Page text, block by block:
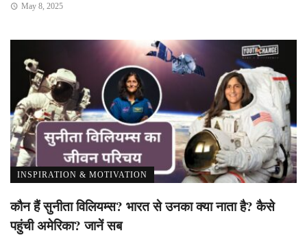
May 8, 2025
INSPIRATION & MOTIVATION
कौन हैं सुनीता विलियम्स? भारत से उनका क्या नाता है? कैसे
पहुंची अमेरिका? जानें सब